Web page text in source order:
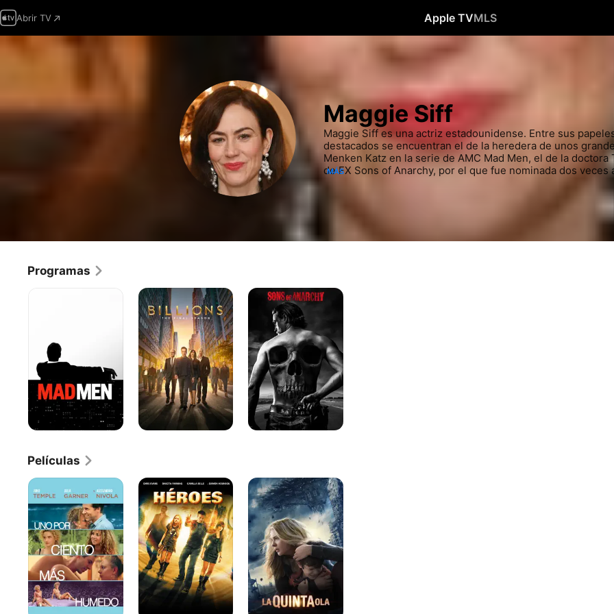
Abrir TV Apple TVMLS
Maggie Siff
Maggie Siff es una actriz estadounidense. Entre sus
destacados se encuentran el de la heredera de unos
Menken Katz en la serie de AMC Mad Men, el de la doctora
de FX Sons of Anarchy, por el que fue nominada dos veces
Television Award a la mejor actriz de reparto en una serie
psiquiatra Wendy Rhoades en la serie de Showtime Billions.
MÁS
Programas
Billions
Sons
Anarchy
Películas
Uno
Por
Ciento
Humedo
Héroes
La
quinta
ola